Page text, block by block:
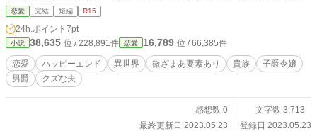
快感は増すばかり。 4話完結のショートショートです。 深夜テンションで書き
上げました。
恋愛 完結 短編 R15
24h.ポイント 7pt
小説 38,635 位 / 228,891件 恋愛 16,789 位 / 66,385件
恋愛 ハッピーエンド 異世界 微ざまあ要素あり 貴族
子爵令嬢
男爵
クズな夫
感想数 0
文字数 3,713
最終更新日 2023.05.23
登録日 2023.05.23